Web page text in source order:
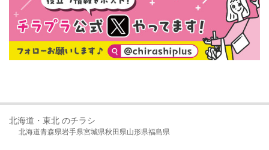
北海道・東北 のチラシ
北海道青森県岩手県宮城県秋田県山形県福島県